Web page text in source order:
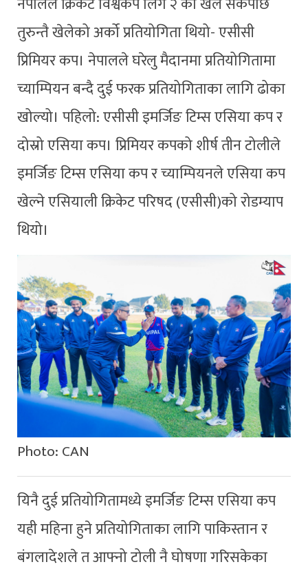
तुरुन्तै खेलेको अर्को प्रतियोगिता थियो- एसीसी
प्रिमियर कप। नेपालले घरेलु मैदानमा प्रतियोगितामा
च्याम्पियन बन्दै दुई फरक प्रतियोगिताका लागि ढोका
खोल्यो। पहिलो: एसीसी इमर्जिङ टिम्स एसिया कप र
दोस्रो एसिया कप। प्रिमियर कपको शीर्ष तीन टोलीले
इमर्जिङ टिम्स एसिया कप र च्याम्पियनले एसिया कप
खेल्ने एसियाली क्रिकेट परिषद (एसीसी)को रोडम्याप
थियो।
Photo: CAN
यिनै दुई प्रतियोगितामध्ये इमर्जिङ टिम्स एसिया कप
यही महिना हुने प्रतियोगिताका लागि पाकिस्तान र
बंगलादेशले त आफ्नो टोली नै घोषणा गरिसकेका